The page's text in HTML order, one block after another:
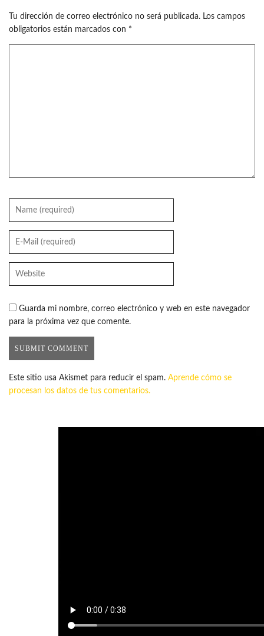
Tu dirección de correo electrónico no será publicada. Los campos
obligatorios están marcados con *
Guarda mi nombre, correo electrónico y web en este navegador
para la próxima vez que comente.
Este sitio usa Akismet para reducir el spam. Aprende cómo se
procesan los datos de tus comentarios.